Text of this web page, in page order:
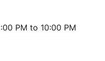
PM to 10:00 PM